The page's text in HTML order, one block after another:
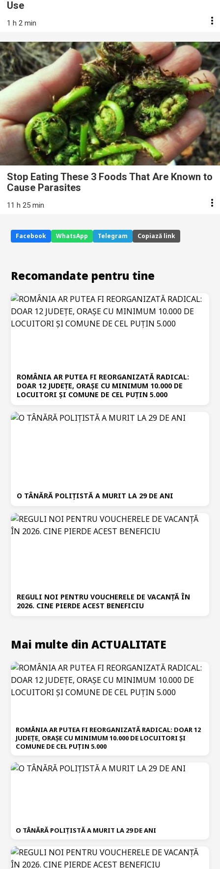
Use
1 h 2 min
Stop Eating These 3 Foods That Are Known to
Cause Parasites
11 h 25 min
Facebook WhatsApp Telegram Copiază link
Recomandate pentru tine
ROMÂNIA AR PUTEA FI REORGANIZATĂ RADICAL:
DOAR 12 JUDEȚE, ORAȘE CU MINIMUM 10.000 DE
LOCUITORI ȘI COMUNE DE CEL PUȚIN 5.000
O TÂNĂRĂ POLIȚISTĂ A MURIT LA 29 DE ANI
REGULI NOI PENTRU VOUCHERELE DE VACANȚĂ ÎN
2026. CINE PIERDE ACEST BENEFICIU
Mai multe din ACTUALITATE
ROMÂNIA AR PUTEA FI REORGANIZATĂ RADICAL: DOAR 12
JUDEȚE, ORAȘE CU MINIMUM 10.000 DE LOCUITORI ȘI
COMUNE DE CEL PUȚIN 5.000
O TÂNĂRĂ POLIȚISTĂ A MURIT LA 29 DE ANI